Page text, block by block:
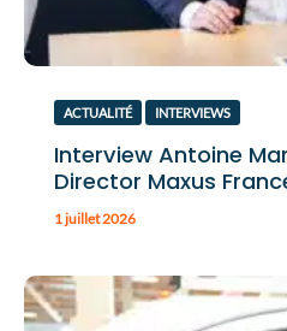
ACTUALITÉ INTERVIEWS
Interview Antoine
Director Maxus
1 juillet 2026